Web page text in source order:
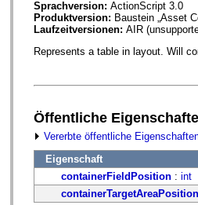
Sprachversion: ActionScript 3.0
Produktversion: Baustein „Asset
Laufzeitversionen: AIR
Represents a table in layout. Will
Öffentliche
Vererbte öffentliche
Eigenschaft
containerFieldPosition : int
containerTargetAreaPosition